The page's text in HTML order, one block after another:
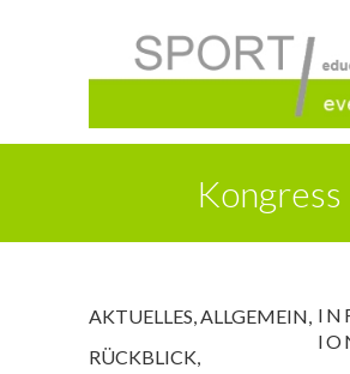
Kongress
AKTUELLES,ALLGEMEIN,
RÜCKBLICK,